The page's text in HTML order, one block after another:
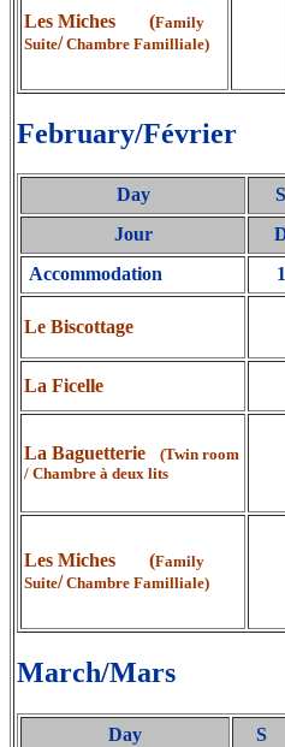
Les Miches (Family
Suite/ Chambre Familliale)
February/Février
Day S
Jour
Accommodation
1
Le Biscottage
La Ficelle
La Baguetterie
(Twin room
/ Chambre à deux lits
Les Miches (Family
Suite/ Chambre Familliale)
March/Mars
Day S